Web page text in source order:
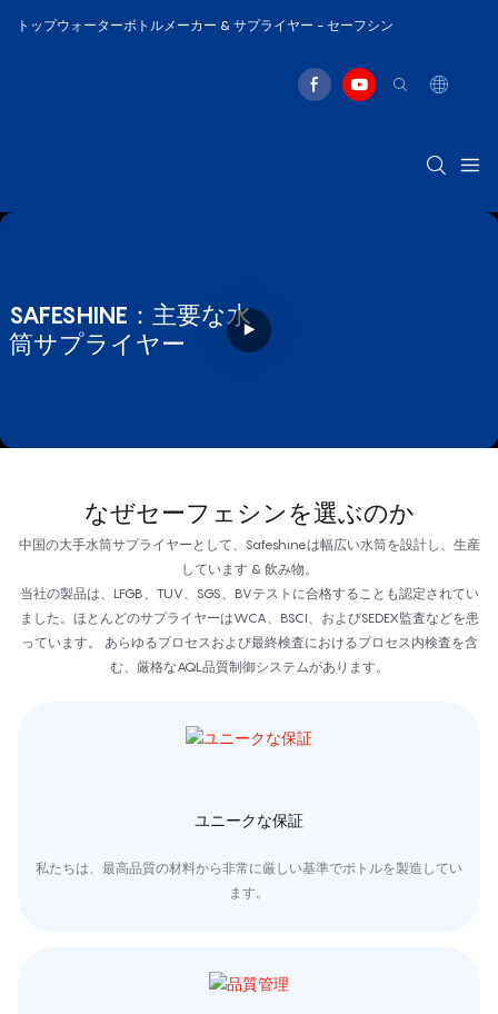
トップウォーターボトルメーカー & サプライヤー - セーフシン
SAFESHINE：主要な水
筒サプライヤー
なぜセーフェシンを選ぶのか
中国の大手水筒サプライヤーとして、Safeshineは幅広い水筒を設計し、生産
しています & 飲み物。
当社の製品は、LFGB、TUV、SGS、BVテストに合格することも認定されてい
ました。ほとんどのサプライヤーはWCA、BSCI、およびSEDEX監査などを患
っています。 あらゆるプロセスおよび最終検査におけるプロセス内検査を含
む、厳格なAQL品質制御システムがあります。
ユニークな保証
私たちは、最高品質の材料から非常に厳しい基準でボトルを製造してい
ます。